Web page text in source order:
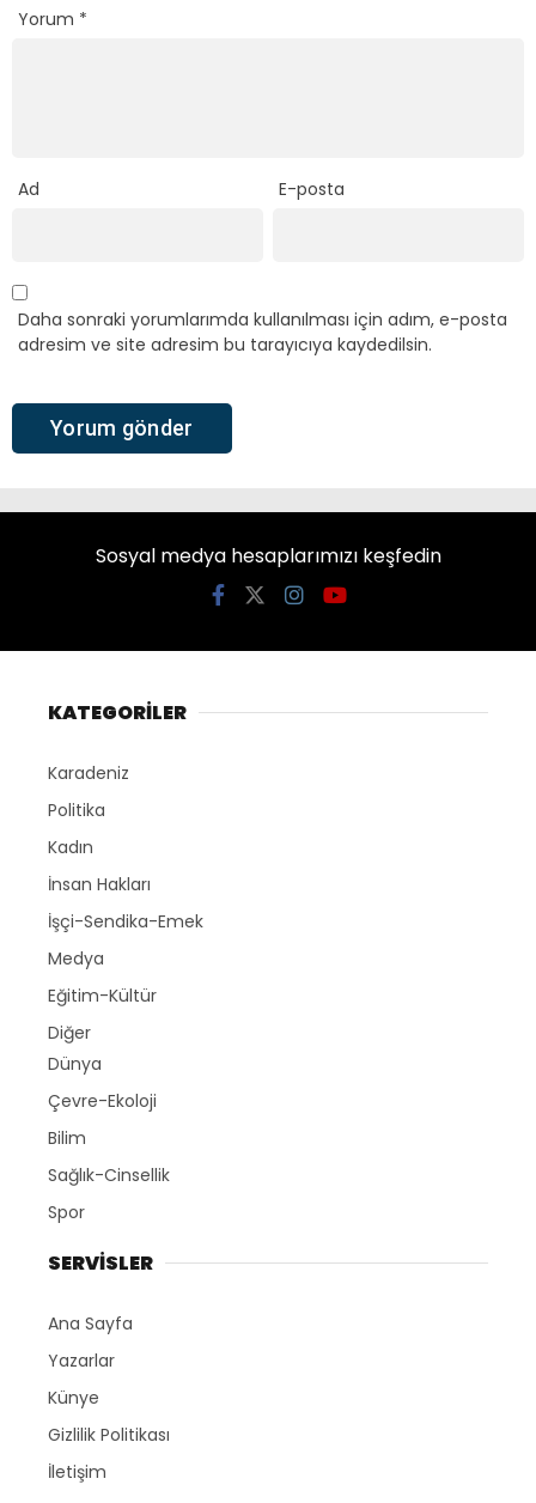
Yorum *
Ad E-posta
Daha sonraki yorumlarımda kullanılması için adım, e-posta
adresim ve site adresim bu tarayıcıya kaydedilsin.
Sosyal medya hesaplarımızı keşfedin
KATEGORİLER
Karadeniz
Politika
Kadın
İnsan Hakları
İşçi-Sendika-Emek
Medya
Eğitim-Kültür
Diğer
Dünya
Çevre-Ekoloji
Bilim
Sağlık-Cinsellik
Spor
SERVİSLER
Ana Sayfa
Yazarlar
Künye
Gizlilik Politikası
İletişim